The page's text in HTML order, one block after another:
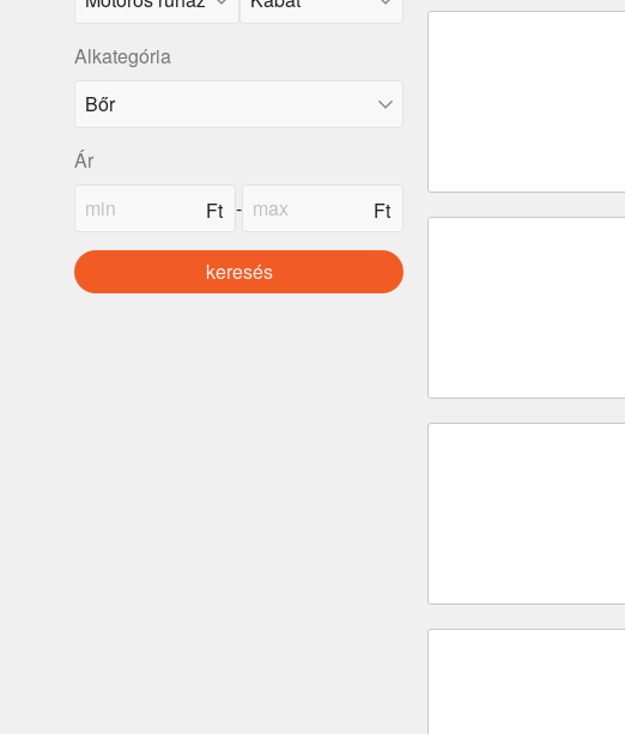
Alkategória
Ár
-
keresés